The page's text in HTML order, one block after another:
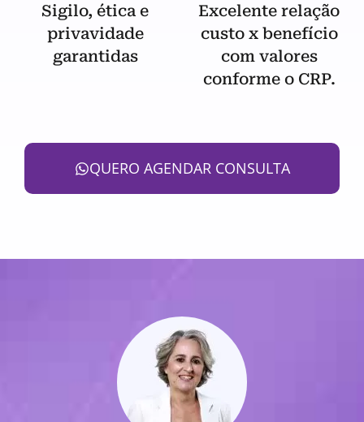
Sigilo, ética e
privavidade
garantidas
Excelente relação
custo x benefício
com valores
conforme o CRP.
QUERO AGENDAR CONSULTA